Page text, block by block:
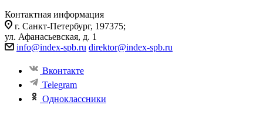
Контактная информация
г. Санкт-Петербург, 197375;
ул. Афанасьевская, д. 1
info@index-spb.ru direktor@index-spb.ru
Вконтакте
Telegram
Одноклассники